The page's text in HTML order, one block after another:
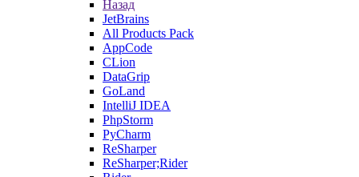
Назад
JetBrains
All Products Pack
AppCode
CLion
DataGrip
GoLand
IntelliJ IDEA
PhpStorm
PyCharm
ReSharper
ReSharper;Rider